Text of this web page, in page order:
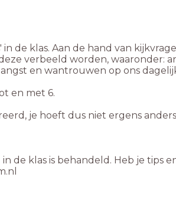
de klas. Aan de hand van
verbeeld worden, waaronder:
en wantrouwen op ons
en met 6.
je hoeft dus niet ergens
de klas is behandeld. Heb je tips